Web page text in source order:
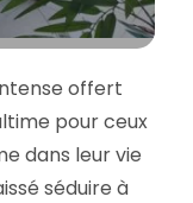
offert
pour ceux
dans leur vie
séduire à